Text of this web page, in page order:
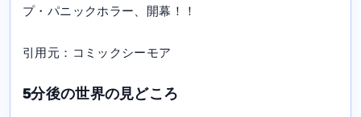
プ・パニックホラー、開幕！！
引用元：コミックシーモア
5分後の世界の見どころ